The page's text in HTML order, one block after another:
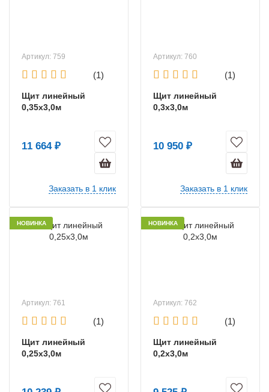
Артикул: 759
(1)
Щит линейный
0,35х3,0м
11 664 ₽
Заказать в 1 клик
Артикул: 760
(1)
Щит линейный
0,3х3,0м
10 950 ₽
Заказать в 1 клик
НОВИНКА
Артикул: 761
(1)
Щит линейный
0,25х3,0м
НОВИНКА
Артикул: 762
(1)
Щит линейный
0,2х3,0м